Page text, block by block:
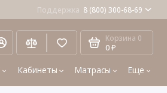
Поддержка 8 (800) 300-68-69
Корзина 0
0 ₽
Кабинеты Матрасы Еще